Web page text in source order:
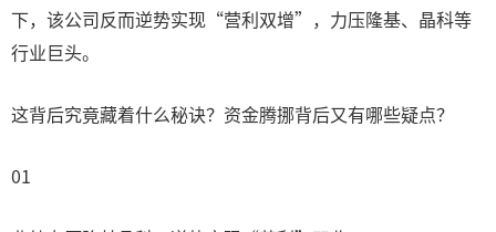
下，该公司反而逆势实现“营利双增”，力压隆基、晶科等
行业巨头。
这背后究竟藏着什么秘诀？资金腾挪背后又有哪些疑点？
01